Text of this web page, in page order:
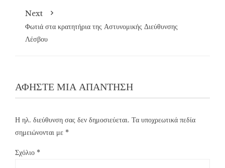
Next
Φωτιά στα κρατητήρια της Αστυνομικής Διεύθυνσης
Λέσβου
ΑΦΉΣΤΕ ΜΙΑ ΑΠΆΝΤΗΣΗ
Η ηλ. διεύθυνση σας δεν δημοσιεύεται. Τα υποχρεωτικά πεδία
σημειώνονται με *
Σχόλιο *